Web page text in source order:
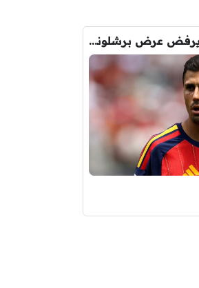
عاجل : مانشستر سيتي يرفض عرض برشلونة الاول لضم رودري.. ويسخر من قيمته